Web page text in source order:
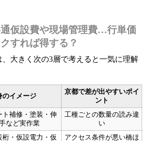
仮設費や現場管理費…行単価
すれば得する？
大きく次の3層で考えると一気に理解
のイメージ
京都で差が出やすいポイ
ント
ト補修・塗装・伸
など実作業
工種ごとの数量の読み違
い
桁・仮設電力・仮 アクセス条件が悪い橋ほ